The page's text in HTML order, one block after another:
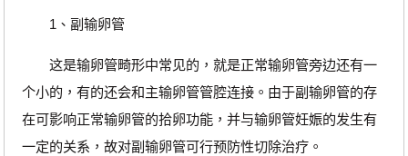
1、副输卵管
这是输卵管畸形中常见的，就是正常输卵管旁边还有一
个小的，有的还会和主输卵管管腔连接。由于副输卵管的存
在可影响正常输卵管的拾卵功能，并与输卵管妊娠的发生有
一定的关系，故对副输卵管可行预防性切除治疗。